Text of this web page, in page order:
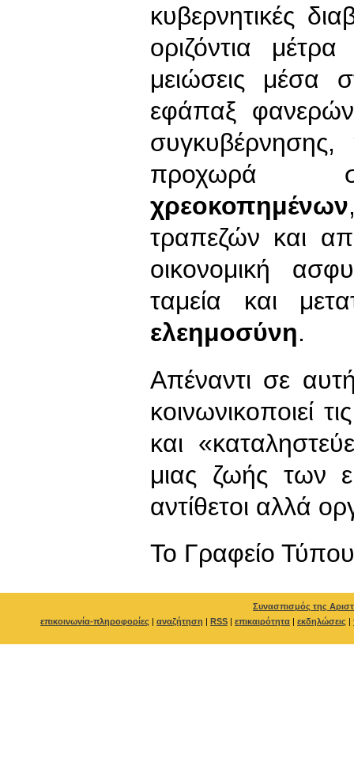
κυβερνητικές
οριζόντια
μειώσεις μέσα
εφάπαξ
προχωρά
χρεοκοπημένων
τραπεζών και
οικονομική
ταμεία και
ελεημοσύνη.
Απέναντι σε
κοινωνικοποιεί
και
μιας ζωής των
αντίθετοι αλλά
To Γραφείο Τύπου
Συνασπισμός της
επικοινωνία-πληροφορίες | αναζήτηση | RSS | επικαιρότητα | εκδηλώσεις |